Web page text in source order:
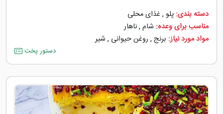
دسته بندی: پلو , غذای محلی
مناسب برای وعده: شام ,ناهار
مواد مورد نیاز: برنج , روغن حیوانی , شیر
دستور پخت